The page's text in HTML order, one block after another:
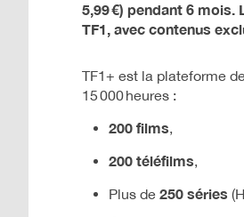
5,99 €) pendant 6
TF1, avec contenus
TF1+ est la plateforme
15 000 heures :
200 films,
200 téléfilms,
Plus de 250 séries